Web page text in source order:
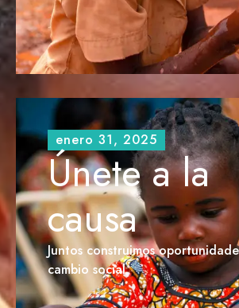
enero 31, 2025
Únete a la
causa
Juntos construimos
cambio social.